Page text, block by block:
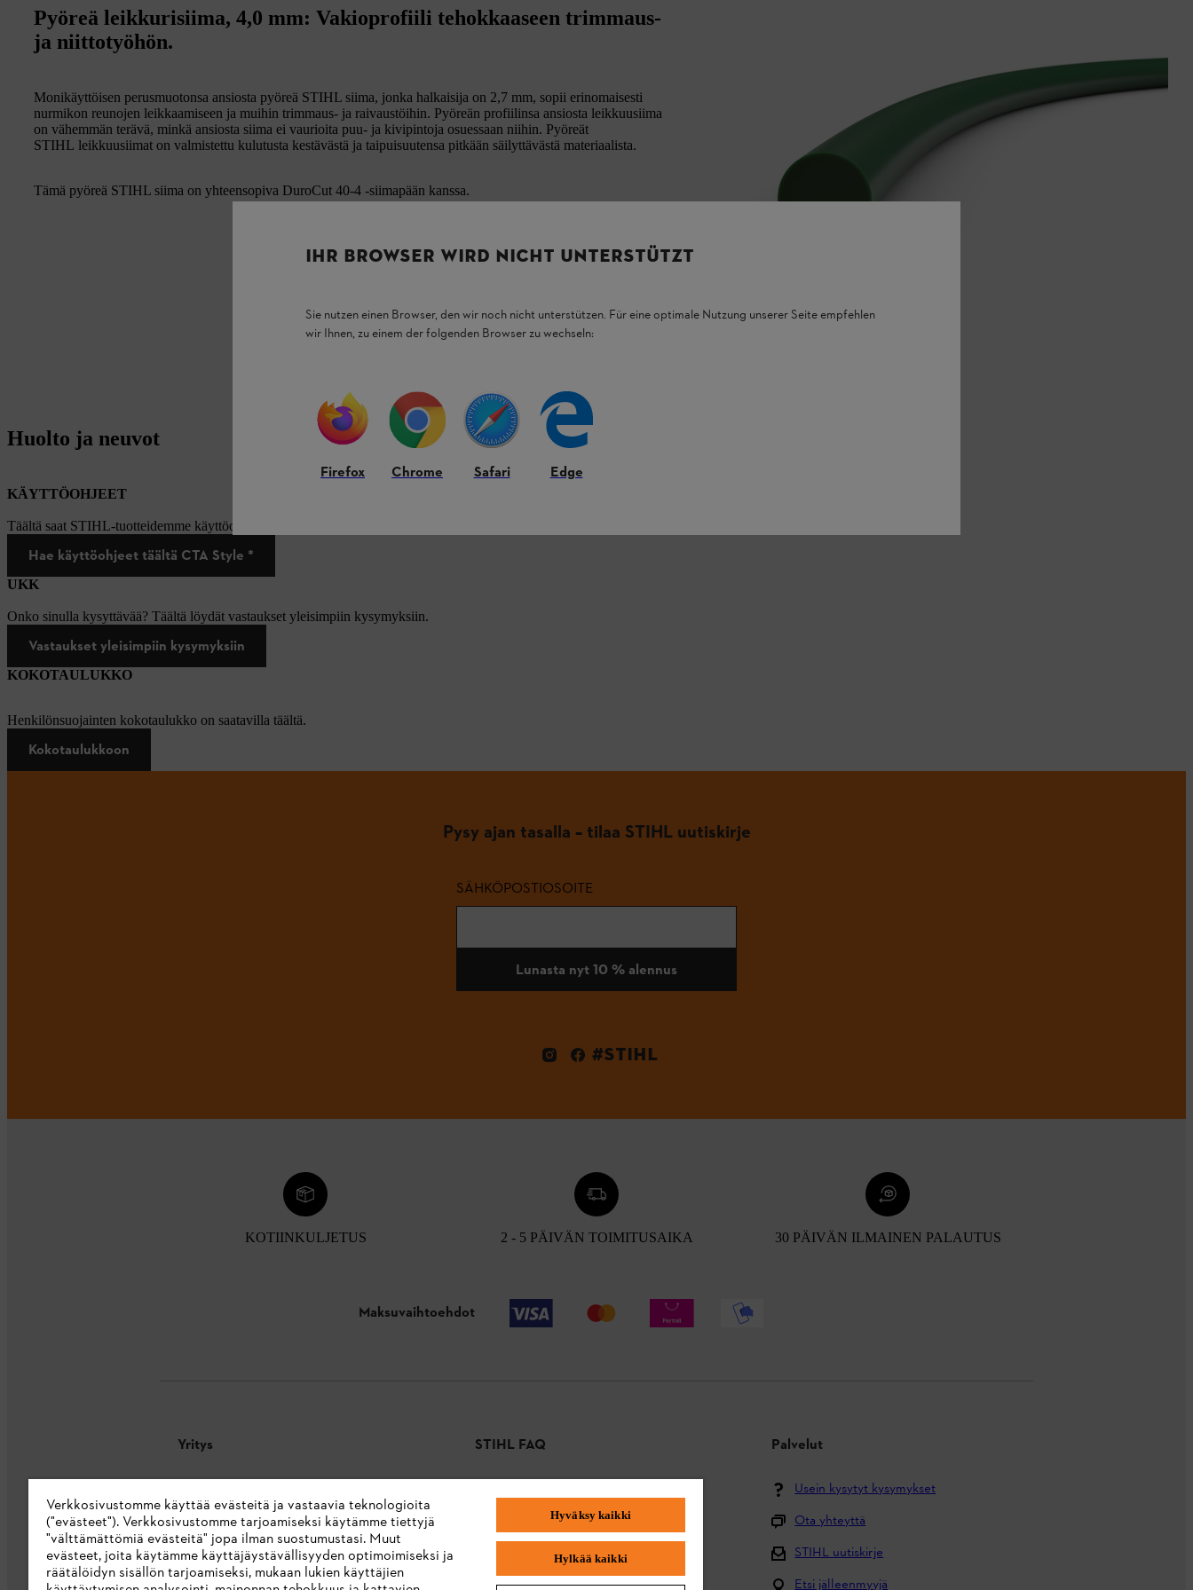
Pyöreä leikkurisiima, 4,0 mm: Vakioprofiili tehokkaaseen trimmaus-
ja niittotyöhön.
Monikäyttöisen perusmuotonsa ansiosta pyöreä STIHL siima, jonka halkaisija on 2,7 mm, sopii erinomaisesti
nurmikon reunojen leikkaamiseen ja muihin trimmaus- ja raivaustöihin. Pyöreän profiilinsa ansiosta leikkuusiima
on vähemmän terävä, minkä ansiosta siima ei vaurioita puu- ja kivipintoja osuessaan niihin. Pyöreät
STIHL leikkuusiimat on valmistettu kulutusta kestävästä ja taipuisuutensa pitkään säilyttävästä materiaalista.
Tämä pyöreä STIHL siima on yhteensopiva DuroCut 40-4 -siimapään kanssa.
Huolto ja neuvot
KÄYTTÖOHJEET
Täältä saat STIHL-tuotteidemme käyttöohjeet.
Hae käyttöohjeet täältä CTA Style *
UKK
Onko sinulla kysyttävää? Täältä löydät vastaukset yleisimpiin kysymyksiin.
Vastaukset yleisimpiin kysymyksiin
KOKOTAULUKKO
Henkilönsuojainten kokotaulukko on saatavilla täältä.
Kokotaulukkoon
Pysy ajan tasalla – tilaa STIHL uutiskirje
SÄHKÖPOSTIOSOITE
Lunasta nyt 10 % alennus
#STIHL
KOTIINKULJETUS 2 - 5 PÄIVÄN TOIMITUSAIKA 30 PÄIVÄN ILMAINEN PALAUTUS
Maksuvaihtoehdot
Yritys
STIHL Integrity Line
STIHL-merkkikauppa
Saavutettavuusseloste
STIHL FAQ
Toimitus ja toimitus
Takaisin alkuun
Valitukset ja takuu
Palvelut
Usein kysytyt kysymykset
Ota yhteyttä
STIHL uutiskirje
Etsi jälleenmyyjä
IHR BROWSER WIRD NICHT UNTERSTÜTZT
Sie nutzen einen Browser, den wir noch nicht unterstützen. Für eine optimale Nutzung unserer Seite empfehlen
wir Ihnen, zu einem der folgenden Browser zu wechseln:
Firefox Chrome Safari Edge
Verkkosivustomme käyttää evästeitä ja vastaavia teknologioita
("evästeet"). Verkkosivustomme tarjoamiseksi käytämme tiettyjä
"välttämättömiä evästeitä" jopa ilman suostumustasi. Muut
evästeet, joita käytämme käyttäjäystävällisyyden optimoimiseksi ja
räätälöidyn sisällön tarjoamiseksi, mukaan lukien käyttäjien
Hyväksy kaikki
Hylkää kaikki